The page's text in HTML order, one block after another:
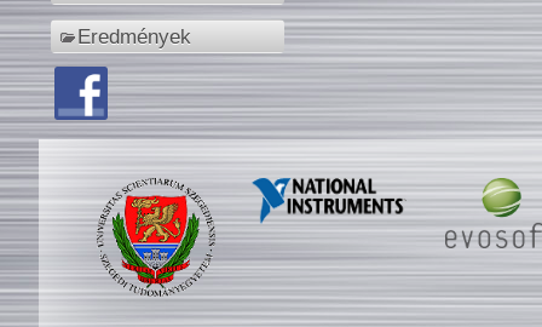
Eredmények